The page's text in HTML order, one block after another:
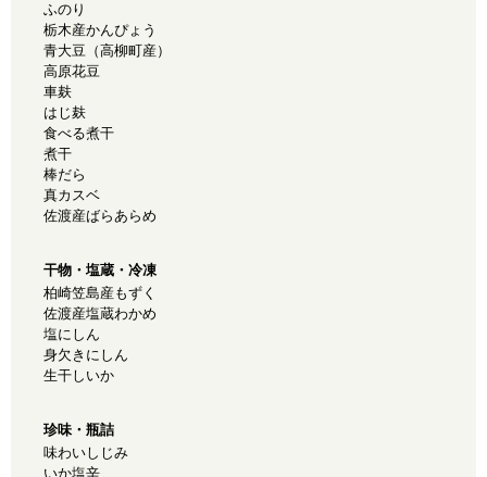
ふのり
栃木産かんぴょう
青大豆（高柳町産）
高原花豆
車麸
はじ麸
食べる煮干
煮干
棒だら
真カスベ
佐渡産ばらあらめ
干物・塩蔵・冷凍
柏崎笠島産もずく
佐渡産塩蔵わかめ
塩にしん
身欠きにしん
生干しいか
珍味・瓶詰
味わいしじみ
いか塩辛